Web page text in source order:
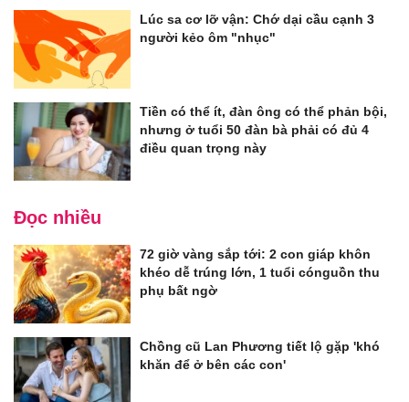
Lúc sa cơ lỡ vận: Chớ dại cầu cạnh 3
người kẻo ôm "nhục"
Tiền có thể ít, đàn ông có thể phản bội,
nhưng ở tuổi 50 đàn bà phải có đủ 4
điều quan trọng này
Đọc nhiều
72 giờ vàng sắp tới: 2 con giáp khôn
khéo dễ trúng lớn, 1 tuổi cónguồn thu
phụ bất ngờ
Chồng cũ Lan Phương tiết lộ gặp 'khó
khăn để ở bên các con'